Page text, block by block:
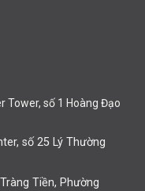
Tower, số 1 Hoàng Đạo
số 25 Lý Thường
Tiền, Phường